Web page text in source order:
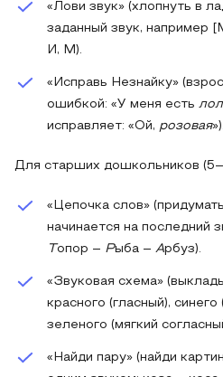
«Лови звук» (хлопнуть в
заданный звук, например
И, М).
«Исправь Незнайку»
ошибкой: «У меня есть
исправляет: «Ой, розовая»).
Для старших дошкольников
«Цепочка слов»
начинается на последний
Топор – Рыба – Арбуз).
«Звуковая схема»
красного (гласный),
зеленого (мягкий
«Найди пару» (найди